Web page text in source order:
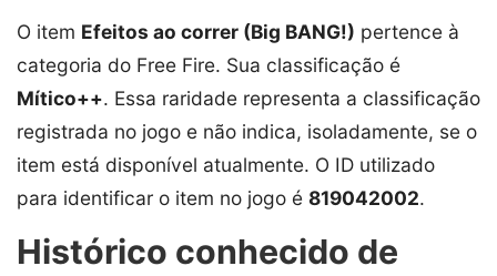
O item Efeitos ao correr (Big BANG!) pertence à
categoria do Free Fire. Sua classificação é
Mítico++. Essa raridade representa a classificação
registrada no jogo e não indica, isoladamente, se o
item está disponível atualmente. O ID utilizado
para identificar o item no jogo é 819042002.
Histórico conhecido de